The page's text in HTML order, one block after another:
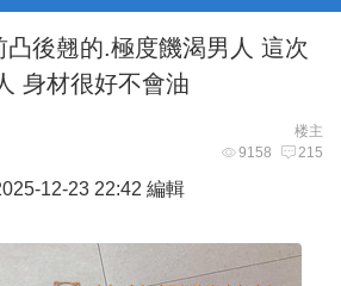
凸後翹的.極度饑渴男人 這次
身材很好不會油
楼主
9158 215
12-23 22:42 編輯